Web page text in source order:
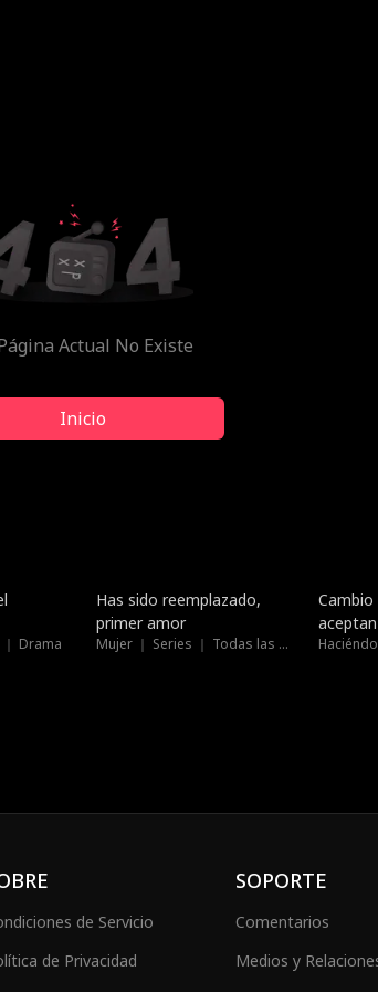
Actual No Existe
Inicio
Drama
Nuevo
Has sido reemplazado,
primer amor
Mujer ｜ Series ｜ Todas las edades
Cambio
de Servicio
de Privacidad
SOPORTE
Comentarios
Medios y